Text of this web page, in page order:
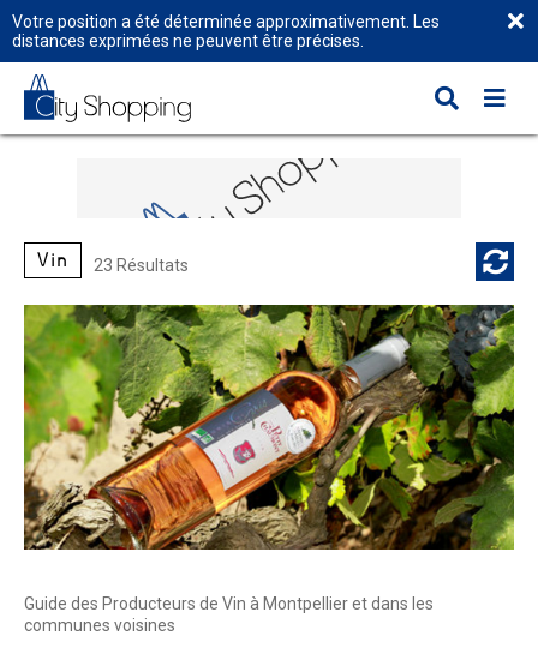
Votre position a été déterminée approximativement. Les
distances exprimées ne peuvent être précises.
Vin 23 Résultats
Guide des Producteurs de Vin à Montpellier et dans les
communes voisines